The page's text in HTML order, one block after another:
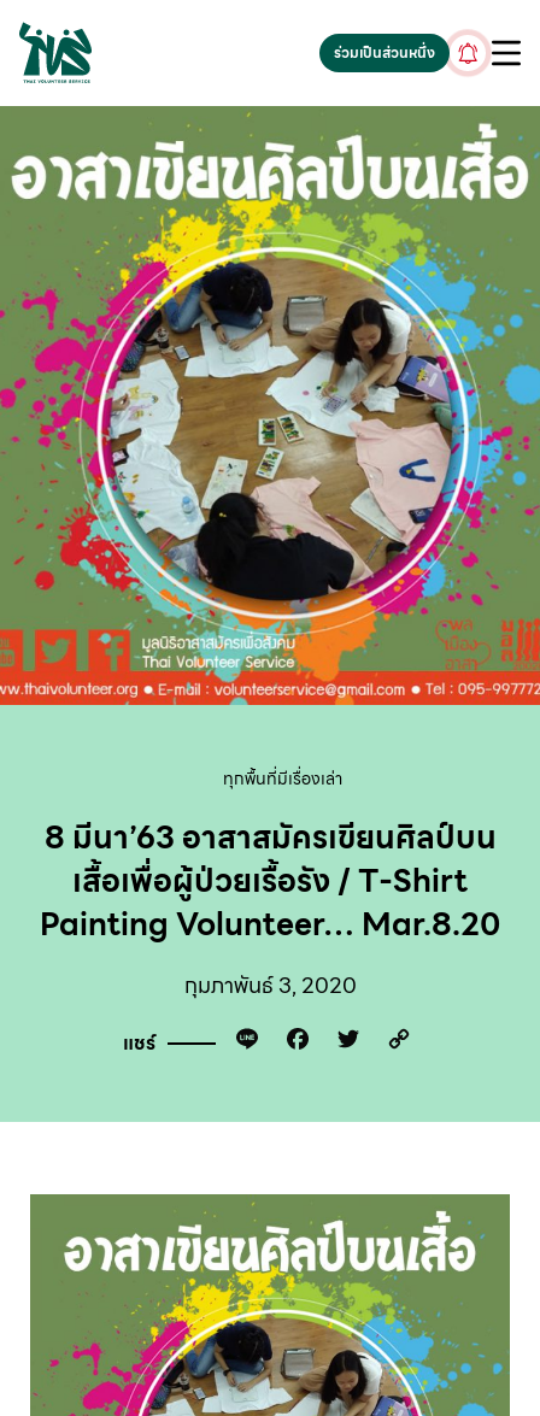
gv-5iuoxpem74qfjw.dv.googlehosted.com
ร่วมเป็นส่วนหนึ่ง
ทุกพื้นที่มีเรื่องเล่า
8 มีนา’63 อาสาสมัครเขียนศิลป์บน
เสื้อเพื่อผู้ป่วยเรื้อรัง / T-Shirt
Painting Volunteer… Mar.8.20
กุมภาพันธ์ 3, 2020
แชร์ Line Facebook
Twitter